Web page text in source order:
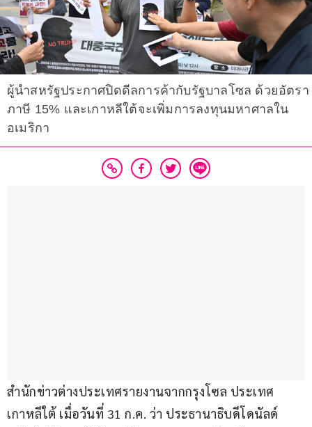
ผู้นำสหรัฐประกาศปิดดีลการค้ากับรัฐบาลโซล ด้วยอัตรา
ภาษี 15% และเกาหลีใต้จะเพิ่มการลงทุนมหาศาลใน
อเมริกา
สำนักข่าวต่างประเทศรายงานจากกรุงโซล ประเทศ
เกาหลีใต้ เมื่อวันที่ 31 ก.ค. ว่า ประธานาธิบดีโดนัลด์